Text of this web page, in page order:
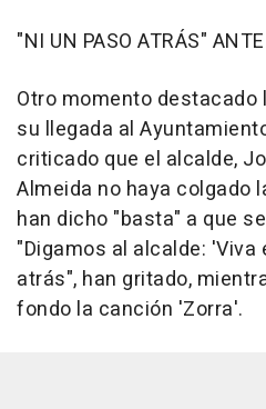
"NI UN PASO ATRÁS"
Otro momento destacado
su llegada al
criticado que el alcalde,
Almeida no haya colgado
han dicho "basta" a que
"Digamos al alcalde: 'Viva
atrás", han gritado,
fondo la canción 'Zorra'.